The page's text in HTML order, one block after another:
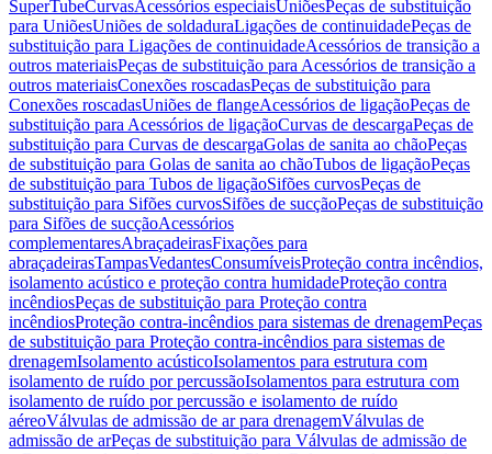
SuperTubeCurvasAcessórios especiaisUniõesPeças de substituição
para UniõesUniões de soldaduraLigações de continuidadePeças de
substituição para Ligações de continuidadeAcessórios de transição a
outros materiaisPeças de substituição para Acessórios de transição a
outros materiaisConexões roscadasPeças de substituição para
Conexões roscadasUniões de flangeAcessórios de ligaçãoPeças de
substituição para Acessórios de ligaçãoCurvas de descargaPeças de
substituição para Curvas de descargaGolas de sanita ao chãoPeças
de substituição para Golas de sanita ao chãoTubos de ligaçãoPeças
de substituição para Tubos de ligaçãoSifões curvosPeças de
substituição para Sifões curvosSifões de sucçãoPeças de substituição
para Sifões de sucçãoAcessórios
complementaresAbraçadeirasFixações para
abraçadeirasTampasVedantesConsumíveisProteção contra incêndios,
isolamento acústico e proteção contra humidadeProteção contra
incêndiosPeças de substituição para Proteção contra
incêndiosProteção contra-incêndios para sistemas de drenagemPeças
de substituição para Proteção contra-incêndios para sistemas de
drenagemIsolamento acústicoIsolamentos para estrutura com
isolamento de ruído por percussãoIsolamentos para estrutura com
isolamento de ruído por percussão e isolamento de ruído
aéreoVálvulas de admissão de ar para drenagemVálvulas de
admissão de arPeças de substituição para Válvulas de admissão de